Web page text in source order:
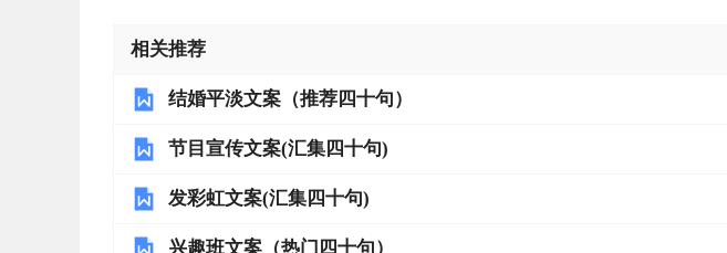
相关推荐
结婚平淡文案（推荐四十句）
节目宣传文案(汇集四十句)
发彩虹文案(汇集四十句)
兴趣班文案（热门四十句）